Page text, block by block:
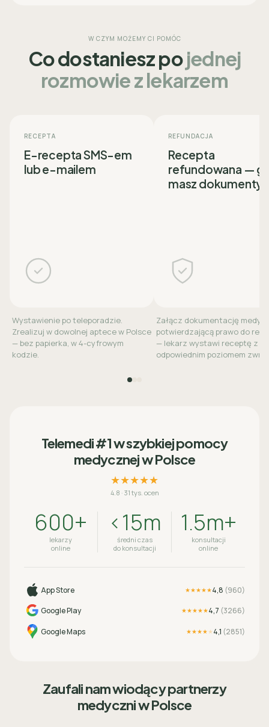
W CZYM MOŻEMY CI POMÓC
Co dostaniesz pojednej
rozmowie z lekarzem
RECEPTA
E-recepta SMS-em
lub e-mailem
Wystawienie po teleporadzie.
Zrealizuj w dowolnej aptece w Polsce
— bez papierka, w 4-cyfrowym
kodzie.
REFUNDACJA
Recepta
refundowana —
masz dokumenty
Załącz dokumentację
potwierdzającą prawo do
— lekarz wystawi receptę z
odpowiednim poziomem
Telemedi #1 w szybkiej pomocy
medycznej w Polsce
★★★★★
4.8 · 31 tys. ocen
600+
lekarzy
online
<15m
średni czas
do konsultacji
1.5m+
konsultacji
online
App Store ★★★★★4,8 (960)
Google Play
★★★★★4,7 (3266)
Google Maps ★★★★★4,1 (2851)
Zaufali nam wiodący partnerzy
medyczni w Polsce